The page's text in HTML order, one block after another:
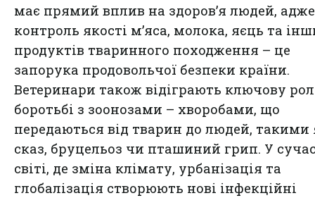
має прямий вплив на здоров’я людей, адже
контроль якості м’яса, молока, яєць та
продуктів тваринного походження – це
запорука продовольчої безпеки країни.
Ветеринари також відіграють ключову
боротьбі з зоонозами – хворобами, що
передаються від тварин до людей, такими
сказ, бруцельоз чи пташиний грип. У
світі, де зміна клімату, урбанізація та
глобалізація створюють нові інфекційні